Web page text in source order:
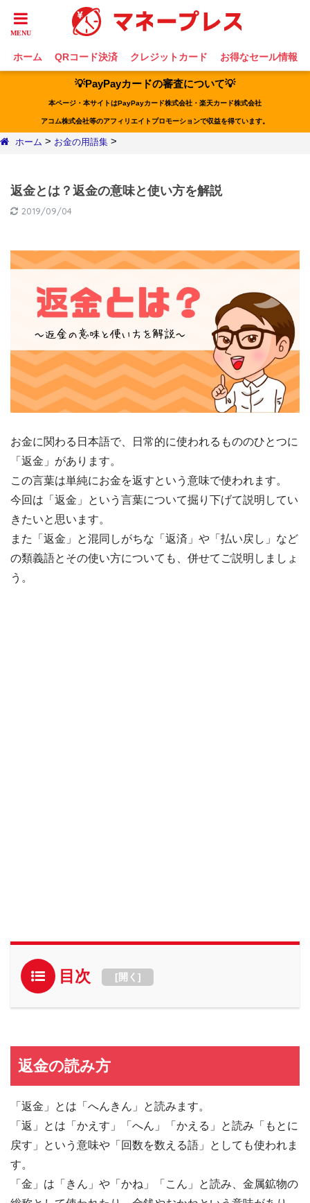
ホーム QRコード決済 クレジットカード お得なセール情報
💡PayPayカードの審査について💡
本ページ・本サイトはPayPayカード株式会社・楽天カード株式会社
アコム株式会社等のアフィリエイトプロモーションで収益を得ています。
ホーム > お金の用語集 >
返金とは？返金の意味と使い方を解説
2019/09/04
お金に関わる日本語で、日常的に使われるもののひとつに
「返金」があります。
この言葉は単純にお金を返すという意味で使われます。
今回は「返金」という言葉について掘り下げて説明してい
きたいと思います。
また「返金」と混同しがちな「返済」や「払い戻し」など
の類義語とその使い方についても、併せてご説明しましょ
う。
目次 [開く ]
返金の読み方
「返金」とは「へんきん」と読みます。
「返」とは「かえす」「へん」「かえる」と読み「もとに
戻す」という意味や「回数を数える語」としても使われま
す。
「金」は「きん」や「かね」「こん」と読み、金属鉱物の